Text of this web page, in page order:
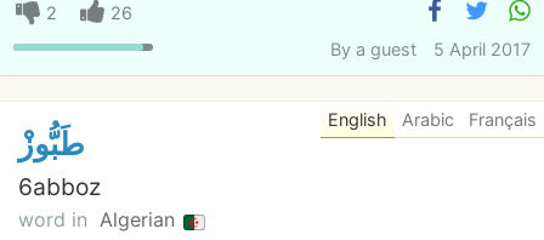
2
26
By a guest 5 April 2017
طَبُّوزْ
6abboz
word in Algerian
English Arabic Français